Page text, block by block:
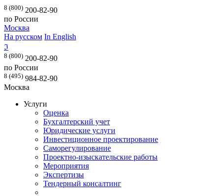
8 (800) 200-82-90
по России
Москва
На русском In English
ℑ
8 (800) 200-82-90
по России
8 (495) 984-82-90
Москва
Услуги
Оценка
Бухгалтерский учет
Юридические услуги
Инвестиционное проектирование
Саморегулирование
Проектно-изыскательские работы
Мероприятия
Экспертизы
Тендерный консалтинг